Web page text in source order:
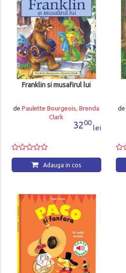
Franklin si musafirul lui
dePaulette Bourgeois, Brenda
Clark
3200
lei
Adauga in cos
de